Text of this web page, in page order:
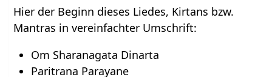
Hier der Beginn dieses Liedes, Kirtans bzw.
Mantras in vereinfachter Umschrift:
Om Sharanagata Dinarta
Paritrana Parayane